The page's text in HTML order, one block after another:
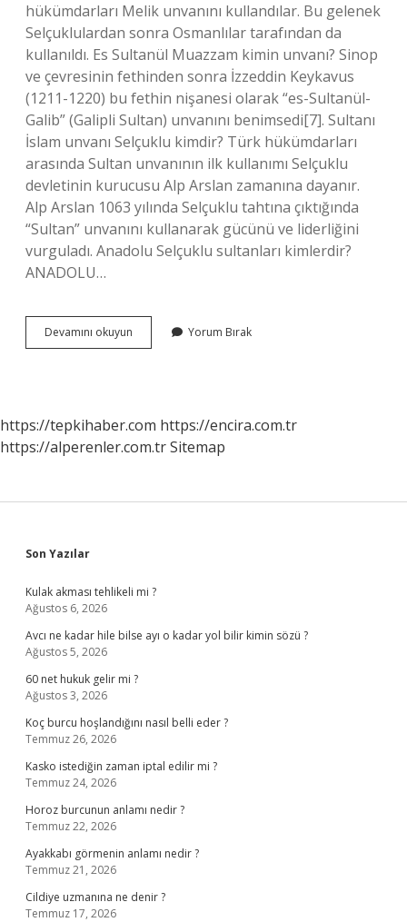
hükümdarları Melik unvanını kullandılar. Bu gelenek
Selçuklulardan sonra Osmanlılar tarafından da
kullanıldı. Es Sultanül Muazzam kimin unvanı? Sinop
ve çevresinin fethinden sonra İzzeddin Keykavus
(1211-1220) bu fethin nişanesi olarak “es-Sultanül-
Galib” (Galipli Sultan) unvanını benimsedi[7]. Sultanı
İslam unvanı Selçuklu kimdir? Türk hükümdarları
arasında Sultan unvanının ilk kullanımı Selçuklu
devletinin kurucusu Alp Arslan zamanına dayanır.
Alp Arslan 1063 yılında Selçuklu tahtına çıktığında
“Sultan” unvanını kullanarak gücünü ve liderliğini
vurguladı. Anadolu Selçuklu sultanları kimlerdir?
ANADOLU…
Devamını okuyun Anadolu
Selçuklu
Yorum Bırak
https://tepkihaber.com https://encira.com.tr
https://alperenler.com.trSitemap
Sidebar
Son Yazılar
Kulak akması tehlikeli mi ?
Ağustos 6, 2026
Avcı ne kadar hile bilse ayı o kadar yol bilir kimin sözü ?
Ağustos 5, 2026
60 net hukuk gelir mi ?
Ağustos 3, 2026
Koç burcu hoşlandığını nasıl belli eder ?
Temmuz 26, 2026
Kasko istediğin zaman iptal edilir mi ?
Temmuz 24, 2026
Horoz burcunun anlamı nedir ?
Temmuz 22, 2026
Ayakkabı görmenin anlamı nedir ?
Temmuz 21, 2026
Cildiye uzmanına ne denir ?
Temmuz 17, 2026